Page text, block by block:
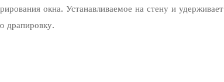
окна. Устанавливаемое на стену и удерживает
драпировку.